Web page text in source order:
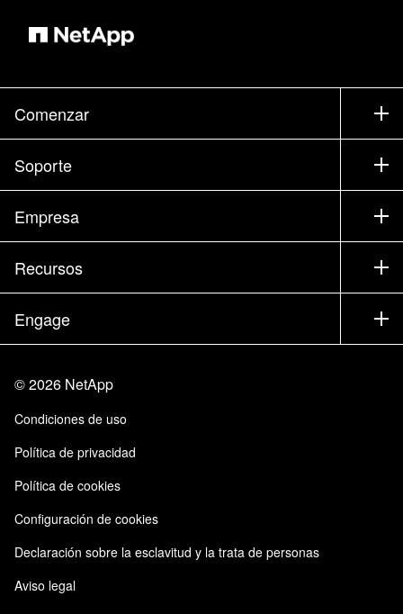
Comenzar
Cómo comprar
Contacte con Ventas
Encuentre un partner
Executive Briefing
Productos de la A a la Z
Soporte
Soporte
Formación
Documentación
Comunidad
Aprendizaje
Empresa
Empresa
Partners
Trayectoria profesional
Centro de Confianza
Responsabilidad y sostenibilidad
Certificaciones de calidad
Instaclustr de NetApp
Recursos
Sala de prensa
Eventos
Blog
Experiencia del cliente
Casos de clientes
Engage
Comentarios del sitio
Accesibilidad
Suscripciones de correo electrónico
©2026 NetApp
Condiciones de uso
Política de privacidad
Política de cookies
Configuración de cookies
Declaración sobre la esclavitud y la trata de personas
Aviso legal